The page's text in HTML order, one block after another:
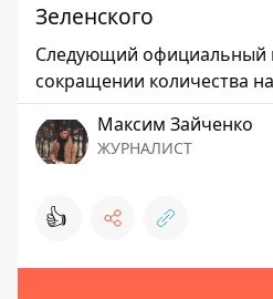
Зеленского
Следующий официальный
сокращении количества
Максим Зайченко
ЖУРНАЛИСТ
👍